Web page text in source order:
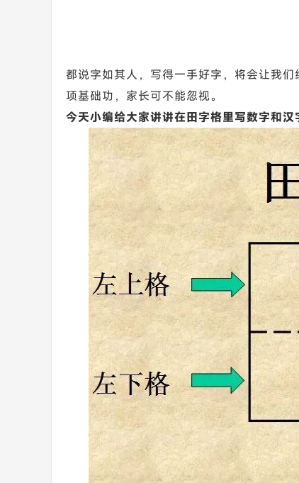
都说字如其人，写得一手好字，将会让我
项基础功，家长可不能忽视。
今天小编给大家讲讲在田字格里写数字和汉